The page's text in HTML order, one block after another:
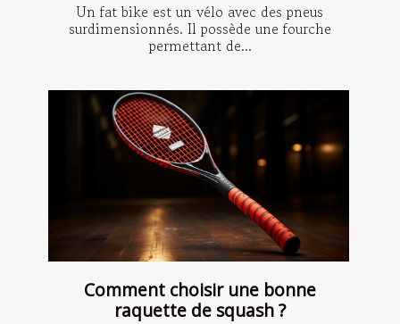
Un fat bike est un vélo avec des pneus
surdimensionnés. Il possède une fourche
permettant de...
Comment choisir une bonne
raquette de squash ?